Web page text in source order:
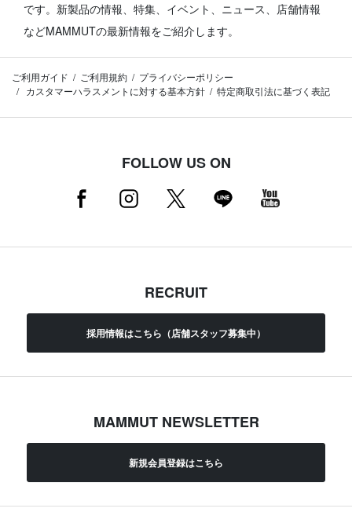
です。 新製品の情報、特集、イベント、ニュース、店舗情報
などMAMMUTの最新情報をご紹介します。
ご利用ガイド ご利用規約
プライバシーポリシー
カスタマーハラスメントに対する基本方針
特定商取引法に基づく表記
FOLLOW US ON
RECRUIT
採用情報はこちら（店舗スタッフ募集中）
MAMMUT NEWSLETTER
新規会員登録はこちら